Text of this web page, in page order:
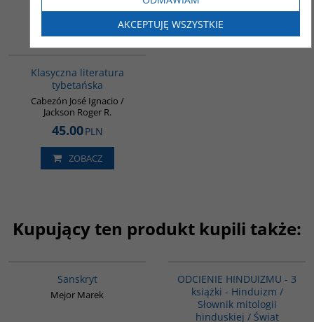
ZOBACZ ZOBACZ
G145
Klasyczna literatura
tybetańska
Cabezón José Ignacio /
Jackson Roger R.
45.00PLN
ZOBACZ
Kupujący ten produkt kupili także:
Sanskryt
Mejor Marek
ODCIENIE HINDUIZMU - 3
książki - Hinduizm /
Słownik mitologii
hinduskiej / Świat
AKCEPTUJĘ WSZYSTKIE